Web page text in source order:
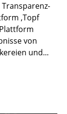
‚Topf
von
und...